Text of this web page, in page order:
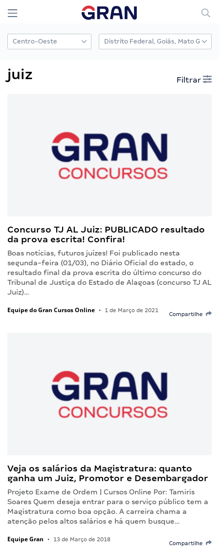
juiz Filtrar
Concurso TJ AL Juiz: PUBLICADO resultado
da prova escrita! Confira!
Boas notícias, futuros juízes! Foi publicado nesta
segunda-feira (01/03), no Diário Oficial do estado, o
resultado final da prova escrita do último concurso do
Tribunal de Justiça do Estado de Alagoas (concurso TJ AL
Juiz)…
Equipe do Gran Cursos Online • 1 de Março de 2021
Compartilhe
Veja os salários da Magistratura: quanto
ganha um Juiz, Promotor e Desembargador
Projeto Exame de Ordem | Cursos Online Por: Tamiris
Soares Quem deseja entrar para o serviço público tem a
Magistratura como boa opção. A carreira chama a
atenção pelos altos salários e há quem busque…
Equipe Gran • 13 de Março de 2018
Compartilhe